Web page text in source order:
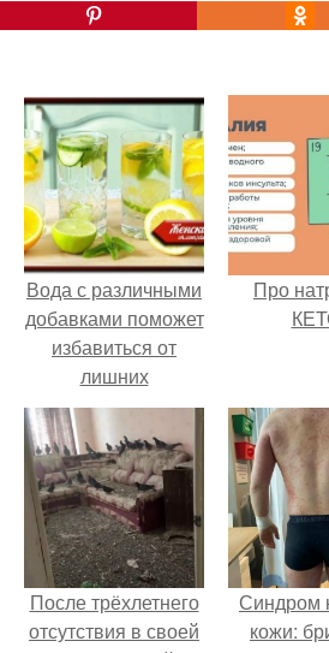
Вода с различными
добавками поможет
избавиться от
лишних
килограммов
гораздо
эффективней:
Про
После трёхлетнего
отсутствия в своей
Синдром
кожи: